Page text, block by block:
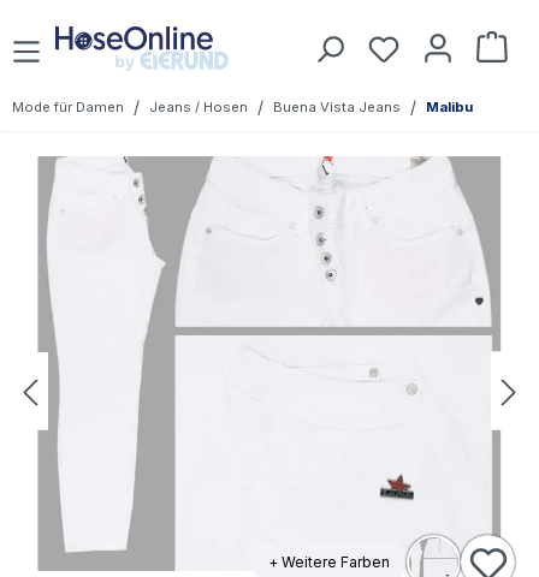
Zum Hauptinhalt springen Du hast 0
Mode für Damen / Jeans / Hosen / Buena Vista Jeans / Malibu
Bildergalerie überspringen
+ Weitere Farben